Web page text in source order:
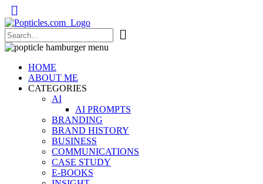
Popticles.com
HOME
ABOUT ME
CATEGORIES
AI
AI PROMPTS
BRANDING
BRAND HISTORY
BUSINESS
COMMUNICATIONS
CASE STUDY
E-BOOKS